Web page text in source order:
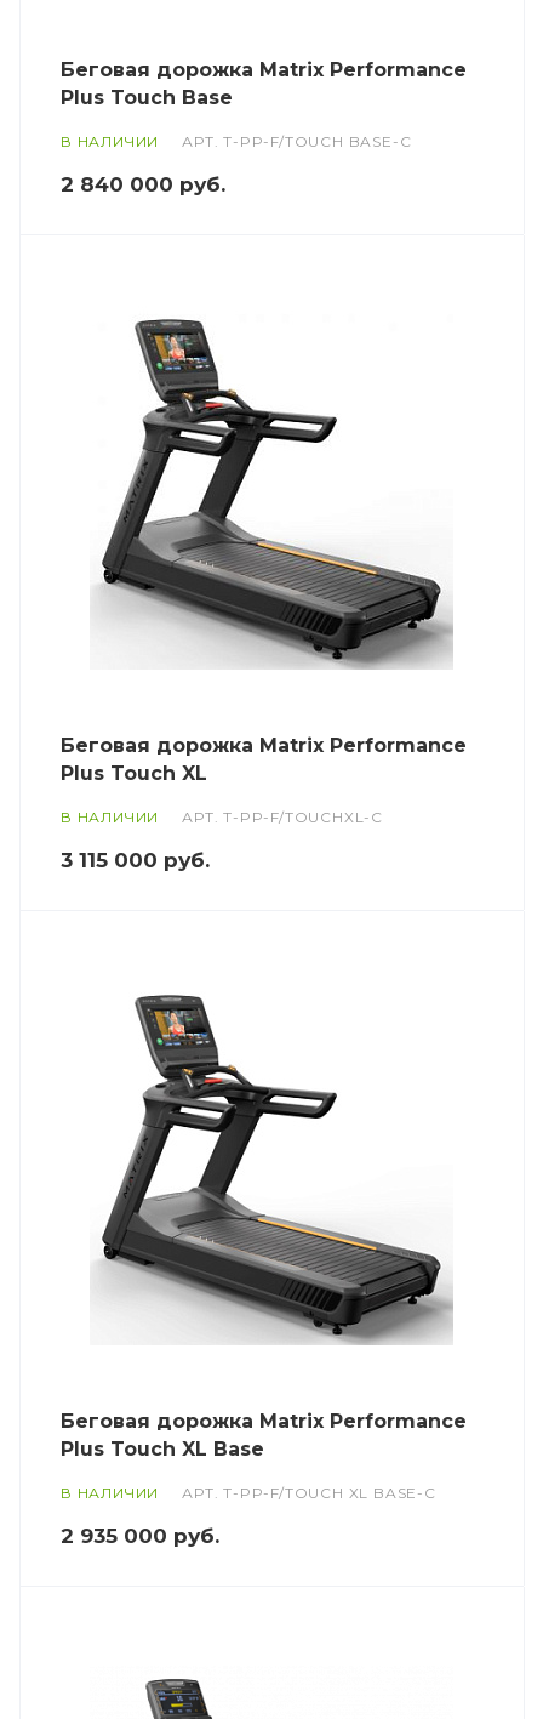
Беговая дорожка Matrix Performance
Plus Touch Base
В НАЛИЧИИ АРТ.T-PP-F/TOUCH BASE-C
2 840 000 руб.
Беговая дорожка Matrix Performance
Plus Touch XL
В НАЛИЧИИ АРТ.T-PP-F/TOUCHXL-C
3 115 000 руб.
Беговая дорожка Matrix Performance
Plus Touch XL Base
В НАЛИЧИИ АРТ.T-PP-F/TOUCH XL BASE-C
2 935 000 руб.